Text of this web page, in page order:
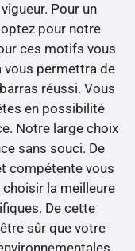
Pour un
pour notre
ces motifs vous
vous permettra de
réussi. Vous
en possibilité
Notre large choix
sans souci. De
compétente vous
la meilleure
De cette
sûr que votre